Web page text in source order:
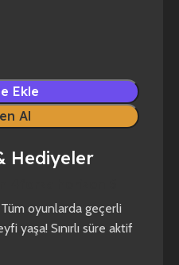
Ekle
Al
Hediyeler
oyunlarda geçerli
yaşa! Sınırlı süre aktif